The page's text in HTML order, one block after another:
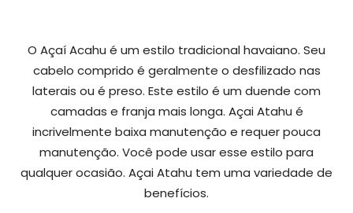
O Açaí Acahu é um estilo tradicional havaiano. Seu
cabelo comprido é geralmente o desfilizado nas
laterais ou é preso. Este estilo é um duende com
camadas e franja mais longa. Açai Atahu é
incrivelmente baixa manutenção e requer pouca
manutenção. Você pode usar esse estilo para
qualquer ocasião. Açai Atahu tem uma variedade de
benefícios.